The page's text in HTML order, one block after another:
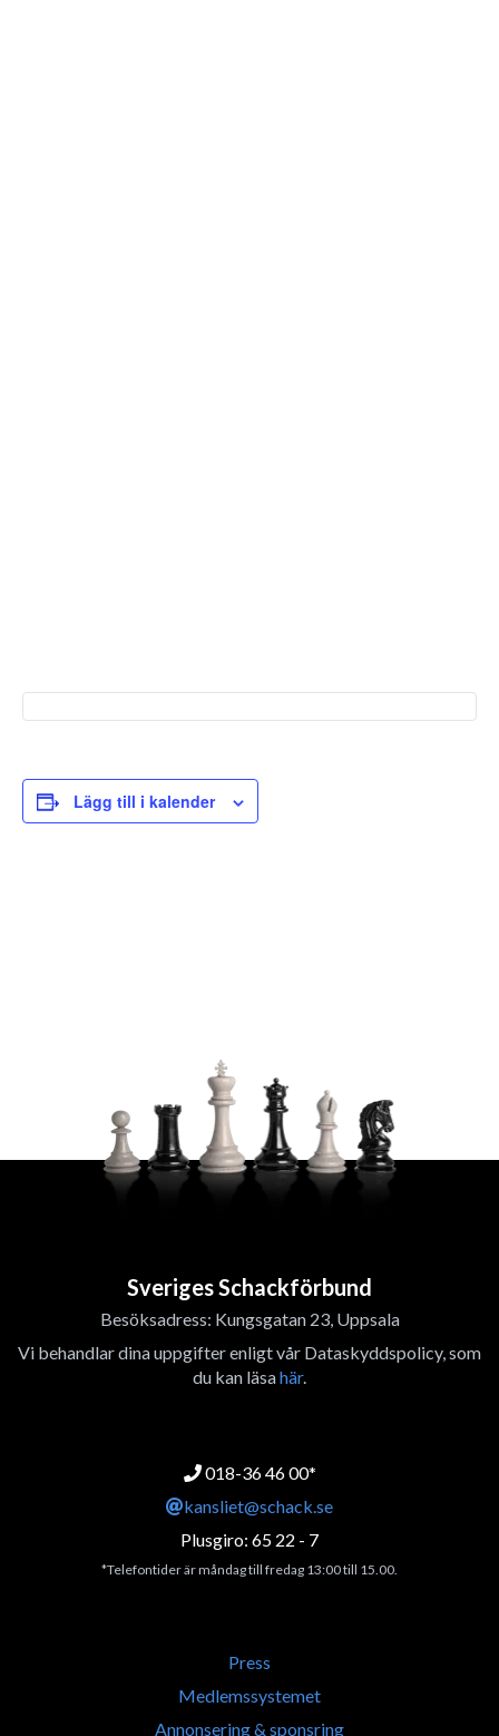
Lägg till i kalender
Sveriges Schackförbund
Besöksadress: Kungsgatan 23, Uppsala
Vi behandlar dina uppgifter enligt vår Dataskyddspolicy, som
du kan läsahär.
018-36 46 00*
kansliet@schack.se
Plusgiro: 65 22 - 7
*Telefontider är måndag till fredag 13:00 till 15.00.
Press
Medlemssystemet
Annonsering & sponsring